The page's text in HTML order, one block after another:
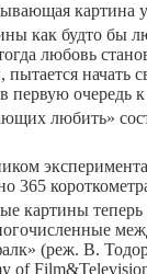
картина
как будто бы
тогда любовь
пытается
очередь к
любить»
365
картины
(реж. В.
of